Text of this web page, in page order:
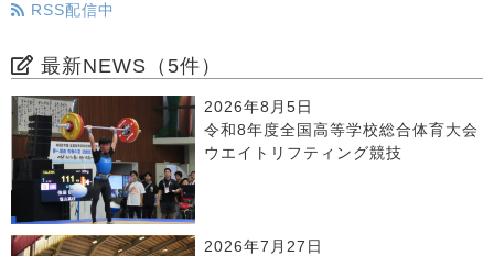
RSS配信中
最新NEWS（5件）
2026年8月5日
令和8年度全国高等学校総合体育大会
ウエイトリフティング競技
2026年7月27日